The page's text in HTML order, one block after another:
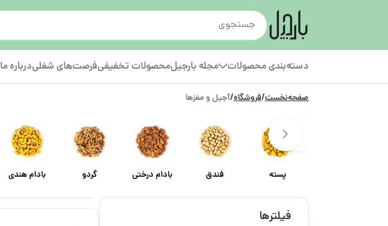
دسته‌بندی محصولات مجله بارجیلمحصولات تخفیفیفرصت‌های شغلیدرباره ما
صفحه‌نخست/فروشگاه/آجیل و مغزها
پسته فندق بادام درختی گردو بادام هندی
فیلترها